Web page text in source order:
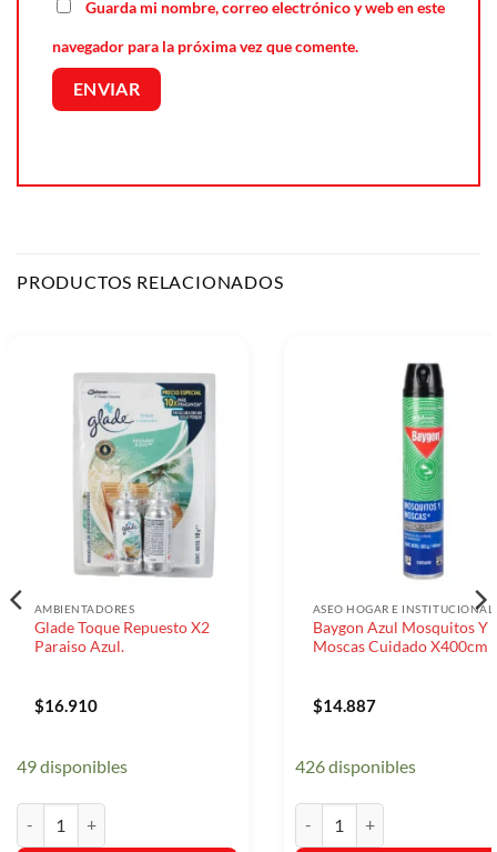
Guarda mi nombre, correo electrónico y web en este
navegador para la próxima vez que comente.
PRODUCTOS RELACIONADOS
AMBIENTADORES
Glade Toque Repuesto X2
Paraiso Azul.
$16.910
49 disponibles
ASEO HOGAR E INSTITUCIONAL
Baygon Azul Mosquitos Y
Moscas Cuidado X400cm
$14.887
426 disponibles